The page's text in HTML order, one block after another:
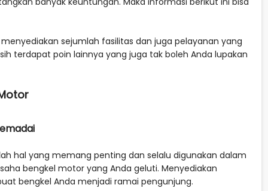
sejumlah fasilitas dan juga pelayanan yang
terdapat poin lainnya yang juga tak boleh Anda lupakan
hal yang memang penting dan selalu digunakan dalam
bengkel motor yang Anda geluti. Menyediakan
bengkel Anda menjadi ramai pengunjung.